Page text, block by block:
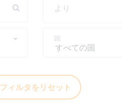
より
国
すべての国
フィルタをリセット